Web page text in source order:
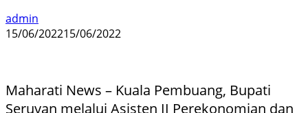
admin
15/06/202215/06/2022
Maharati News – Kuala Pembuang, Bupati
Seruyan melalui Asisten II Perekonomian dan